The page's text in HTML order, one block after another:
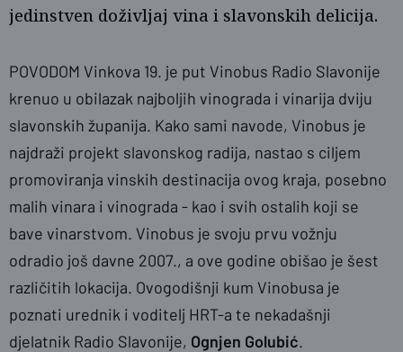
Radio Slavonija
jedinstven doživljaj vina i slavonskih delicija.
POVODOM Vinkova 19. je put Vinobus Radio Slavonije
krenuo u obilazak najboljih vinograda i vinarija dviju
slavonskih županija. Kako sami navode, Vinobus je
najdraži projekt slavonskog radija, nastao s ciljem
promoviranja vinskih destinacija ovog kraja, posebno
malih vinara i vinograda - kao i svih ostalih koji se
bave vinarstvom. Vinobus je svoju prvu vožnju
odradio još davne 2007., a ove godine obišao je šest
različitih lokacija. Ovogodišnji kum Vinobusa je
poznati urednik i voditelj HRT-a te nekadašnji
djelatnik Radio Slavonije, Ognjen Golubić.